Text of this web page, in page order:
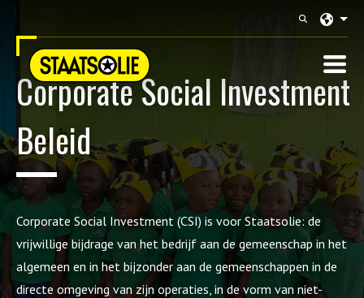
Corporate Social Investment
Beleid
Corporate Social Investment (CSI) is voor Staatsolie: de
vrijwillige bijdrage van het bedrijf aan de gemeenschap in het
algemeen en in het bijzonder aan de gemeenschappen in de
directe omgeving van zijn operaties, in de vorm van niet-